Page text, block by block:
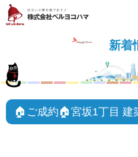
新着
🏠ご成約🏠宮坂1丁目 建